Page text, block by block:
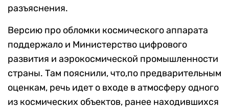
разъяснения.
Версию про обломки космического аппарата
поддержало и Министерство цифрового
развития и аэрокосмической промышленности
страны. Там пояснили, что,по предварительным
оценкам, речь идет о входе в атмосферу одного
из космических объектов, ранее находившихся